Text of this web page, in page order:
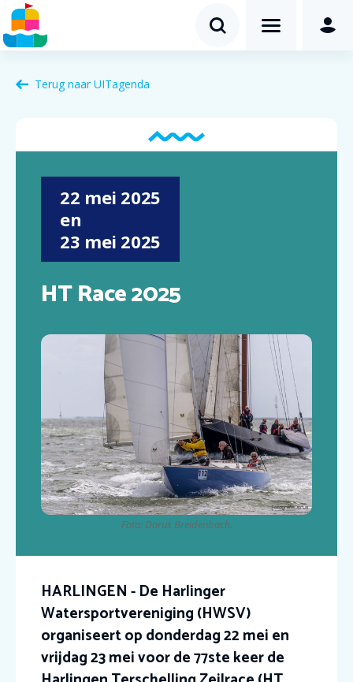
Terug naar UITagenda
22 mei 2025
en
23 mei 2025
HT Race 2025
Foto: Dorus Breidenbach.
HARLINGEN - De Harlinger
Watersportvereniging (HWSV)
organiseert op donderdag 22 mei en
vrijdag 23 mei voor de 77ste keer de